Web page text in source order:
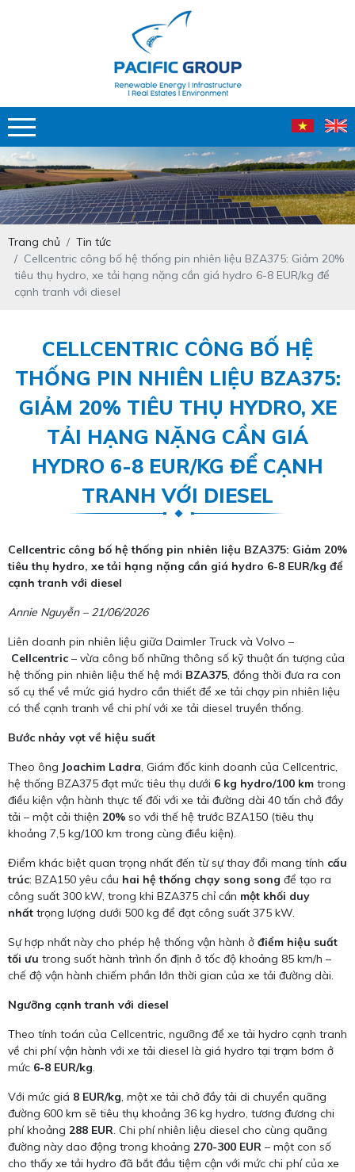
Trang chủ
Tin tức
Cellcentric công bố hệ thống pin nhiên liệu BZA375: Giảm 20%
tiêu thụ hydro, xe tải hạng nặng cần giá hydro 6-8 EUR/kg để
cạnh tranh với diesel
CELLCENTRIC CÔNG BỐ HỆ
THỐNG PIN NHIÊN LIỆU BZA375:
GIẢM 20% TIÊU THỤ HYDRO, XE
TẢI HẠNG NẶNG CẦN GIÁ
HYDRO 6-8 EUR/KG ĐỂ CẠNH
TRANH VỚI DIESEL
Cellcentric công bố hệ thống pin nhiên liệu BZA375: Giảm 20%
tiêu thụ hydro, xe tải hạng nặng cần giá hydro 6-8 EUR/kg để
cạnh tranh với diesel
Annie Nguyễn – 21/06/2026
Liên doanh pin nhiên liệu giữa Daimler Truck và Volvo –
Cellcentric – vừa công bố những thông số kỹ thuật ấn tượng của
hệ thống pin nhiên liệu thế hệ mới BZA375, đồng thời đưa ra con
số cụ thể về mức giá hydro cần thiết để xe tải chạy pin nhiên liệu
có thể cạnh tranh về chi phí với xe tải diesel truyền thống.
Bước nhảy vọt về hiệu suất
Theo ông Joachim Ladra, Giám đốc kinh doanh của Cellcentric,
hệ thống BZA375 đạt mức tiêu thụ dưới 6 kg hydro/100 km trong
điều kiện vận hành thực tế đối với xe tải đường dài 40 tấn chở đầy
tải – một cải thiện 20% so với thế hệ trước BZA150 (tiêu thụ
khoảng 7,5 kg/100 km trong cùng điều kiện).
Điểm khác biệt quan trọng nhất đến từ sự thay đổi mang tính cấu
trúc: BZA150 yêu cầu hai hệ thống chạy song song để tạo ra
công suất 300 kW, trong khi BZA375 chỉ cần một khối duy
nhất trọng lượng dưới 500 kg để đạt công suất 375 kW.
Sự hợp nhất này cho phép hệ thống vận hành ở điểm hiệu suất
tối ưu trong suốt hành trình ổn định ở tốc độ khoảng 85 km/h –
chế độ vận hành chiếm phần lớn thời gian của xe tải đường dài.
Ngưỡng cạnh tranh với diesel
Theo tính toán của Cellcentric, ngưỡng để xe tải hydro cạnh tranh
về chi phí vận hành với xe tải diesel là giá hydro tại trạm bơm ở
mức 6-8 EUR/kg.
Với mức giá 8 EUR/kg, một xe tải chở đầy tải di chuyển quãng
đường 600 km sẽ tiêu thụ khoảng 36 kg hydro, tương đương chi
phí khoảng 288 EUR. Chi phí nhiên liệu diesel cho cùng quãng
đường này dao động trong khoảng 270-300 EUR – một con số
cho thấy xe tải hydro đã bắt đầu tiệm cận với mức chi phí của xe